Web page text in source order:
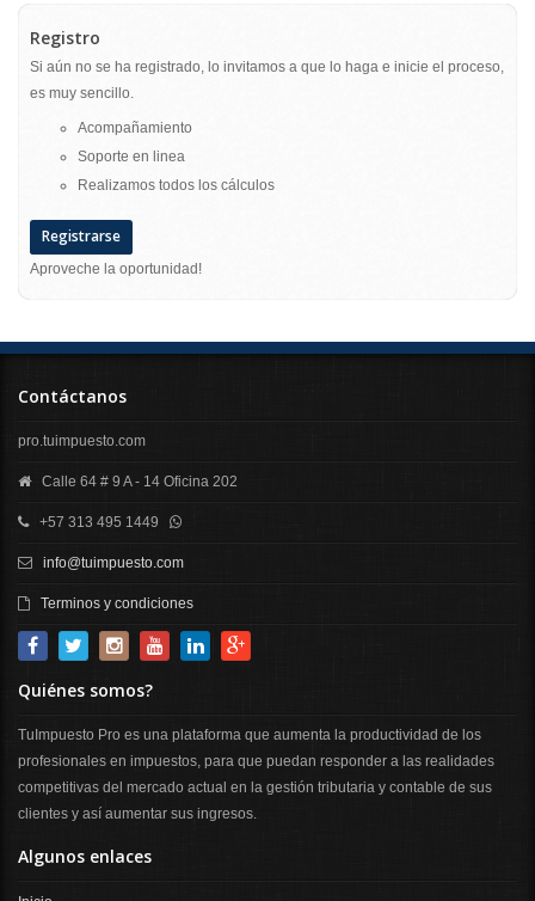
Registro
Si aún no se ha registrado, lo invitamos a que lo haga e inicie el proceso,
es muy sencillo.
Acompañamiento
Soporte en linea
Realizamos todos los cálculos
Registrarse
Aproveche la oportunidad!
Contáctanos
pro.tuimpuesto.com
Calle 64 # 9 A - 14 Oficina 202
+57 313 495 1449
info@tuimpuesto.com
Terminos y condiciones
Quiénes somos?
TuImpuesto Pro es una plataforma que aumenta la productividad de los
profesionales en impuestos, para que puedan responder a las realidades
competitivas del mercado actual en la gestión tributaria y contable de sus
clientes y así aumentar sus ingresos.
Algunos enlaces